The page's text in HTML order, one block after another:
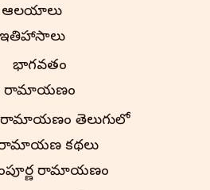
ఆలయాలు
ఇతిహాసాలు
భాగవతం
రామాయణం
తెలుగులో
కథలు
రామాయణం